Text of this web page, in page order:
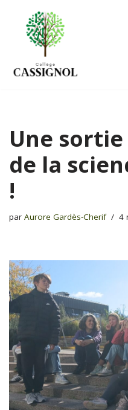
Aller
contenu
Une
de la
!
par Aurore Gardès-Cherif 4